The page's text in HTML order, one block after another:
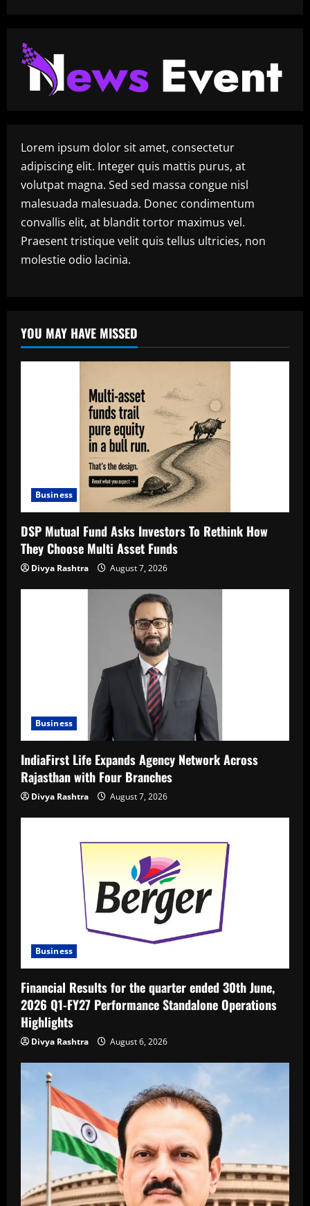
Lorem ipsum dolor sit amet, consectetur
adipiscing elit. Integer quis mattis purus, at
volutpat magna. Sed sed massa congue nisl
malesuada malesuada. Donec condimentum
convallis elit, at blandit tortor maximus vel.
Praesent tristique velit quis tellus ultricies, non
molestie odio lacinia.
YOU MAY HAVE MISSED
Business
DSP Mutual Fund Asks Investors To Rethink How
They Choose Multi Asset Funds
Divya Rashtra August 7, 2026
Business
IndiaFirst Life Expands Agency Network Across
Rajasthan with Four Branches
Divya Rashtra August 7, 2026
Business
Financial Results for the quarter ended 30th June,
2026 Q1-FY27 Performance Standalone Operations
Highlights
Divya Rashtra August 6, 2026